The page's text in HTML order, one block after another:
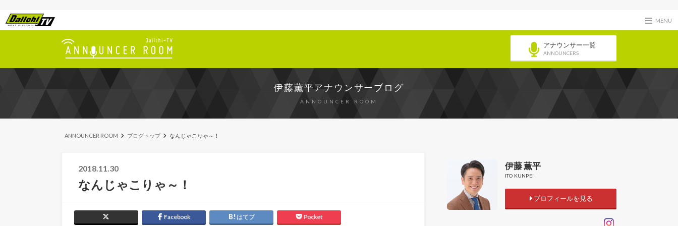
MENU
アナウンサー一覧
ANNOUNCERS
伊藤薫平アナウンサーブログ
ANNOUNCER ROOM
ANNOUNCER ROOM ブログトップ なんじゃこりゃ～！
2018.11.30
なんじゃこりゃ～！
Facebook はてブ Pocket
伊藤 薫平
ITO KUNPEI
プロフィールを見る